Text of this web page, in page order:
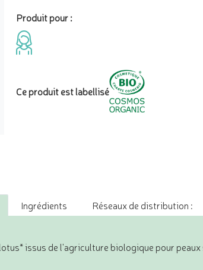
Produit pour :
Ce produit est labellisé
Ingrédients Réseaux de distribution :
issus de l'agriculture biologique pour